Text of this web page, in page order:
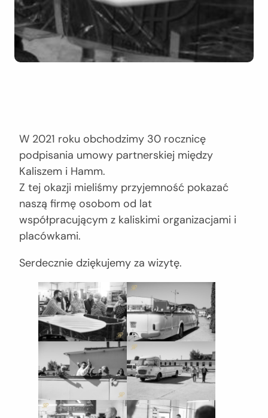
W 2021 roku obchodzimy 30 rocznicę
podpisania umowy partnerskiej między
Kaliszem i Hamm.
Z tej okazji mieliśmy przyjemność pokazać
naszą firmę osobom od lat
współpracującym z kaliskimi organizacjami i
placówkami.
Serdecznie dziękujemy za wizytę.